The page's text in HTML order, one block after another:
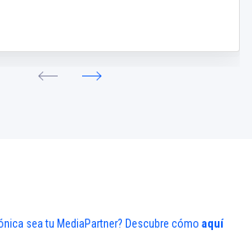
sea tu MediaPartner? Descubre cómo aquí